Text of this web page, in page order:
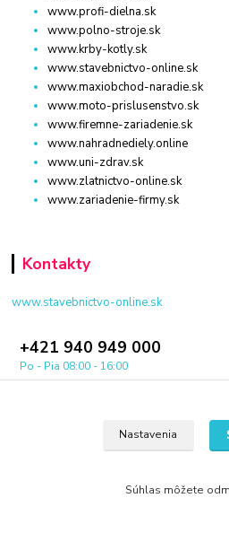
www.profi-dielna.sk
www.polno-stroje.sk
www.krby-kotly.sk
www.stavebnictvo-online.sk
www.maxiobchod-naradie.sk
www.moto-prislusenstvo.sk
www.firemne-zariadenie.sk
www.nahradnediely.online
www.uni-zdrav.sk
www.zlatnictvo-online.sk
www.zariadenie-firmy.sk
Kontakty
www.stavebnictvo-online.sk
+421 940 949 000
Po - Pia 08:00 - 16:00
Nastavenia
Súhlas môžete